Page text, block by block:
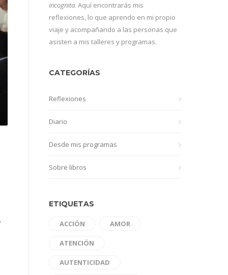
incognita. Aquí encontrarás mis
reflexiones, lo que aprendo en mi propio
viaje y acompañando a las personas que
asisten a mis talleres y programas.
CATEGORÍAS
Reflexiones
Diario
Desde mis programas
Sobre libros
ETIQUETAS
ACCIÓN AMOR
ATENCIÓN
AUTENTICIDAD